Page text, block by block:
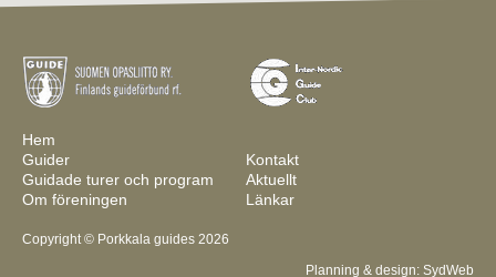
Hem
Guider
Kontakt
Guidade turer och program
Aktuellt
Om föreningen
Länkar
Copyright © Porkkala guides 2026
Planning & design: SydWeb